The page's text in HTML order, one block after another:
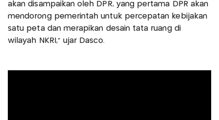
akan disampaikan oleh DPR, yang pertama DPR akan
mendorong pemerintah untuk percepatan kebijakan
satu peta dan merapikan desain tata ruang di
wilayah NKRI," ujar Dasco.